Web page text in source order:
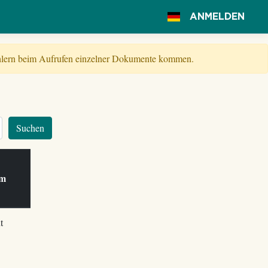
ANMELDEN
beim Aufrufen einzelner Dokumente kommen.
Suchen